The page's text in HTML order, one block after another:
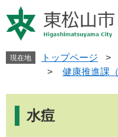
ー
ジ
す
ニ
ュ
し
現在地 トップページ >
>
健康推進課
水痘